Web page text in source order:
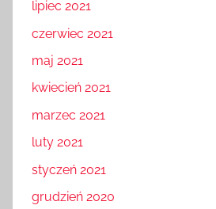
lipiec 2021
czerwiec 2021
maj 2021
kwiecień 2021
marzec 2021
luty 2021
styczeń 2021
grudzień 2020